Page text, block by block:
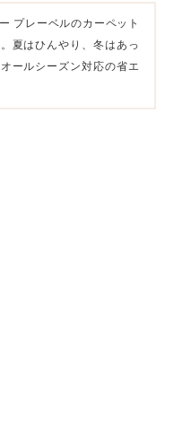
プレーベルのカーペット
夏はひんやり、冬はあっ
ールシーズン対応の省エ